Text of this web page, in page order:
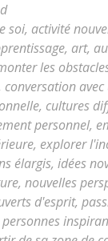
soi, activité
, art,
les
conversation
, cultures
personnel,
, explorer
élargis, idées
, nouvelles
d'esprit,
personnes